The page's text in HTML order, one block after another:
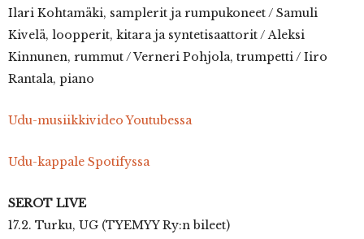
Ilari Kohtamäki, samplerit ja rumpukoneet / Samuli
Kivelä, loopperit, kitara ja syntetisaattorit / Aleksi
Kinnunen, rummut / Verneri Pohjola, trumpetti / Iiro
Rantala, piano
Udu-musiikkivideo Youtubessa
Udu-kappale Spotifyssa
SEROT LIVE
17.2. Turku, UG (TYEMYY Ry:n bileet)